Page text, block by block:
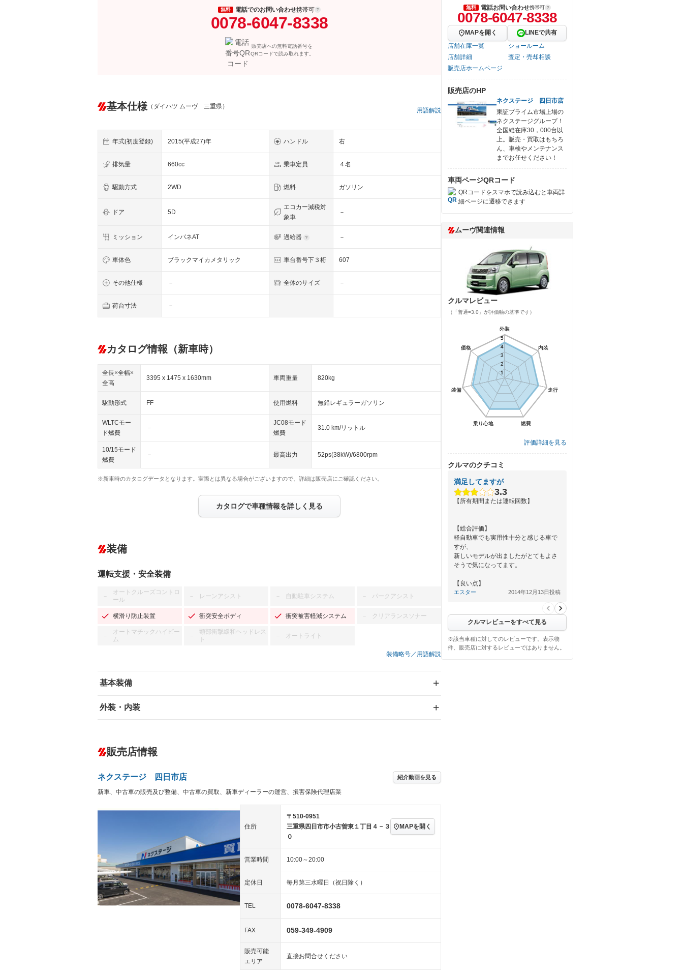
無料 電話でのお問い合わせ携帯可
0078-6047-8338
販売店への無料電話番号を
QRコードで読み取れます。
基本仕様 （ダイハツ ムーヴ 三重県）
用語解説
年式(初度登録) 2015(平成27)年 ハンドル 右
排気量 660cc 乗車定員 ４名
駆動方式 2WD 燃料 ガソリン
ドア 5D
エコカー減税対
象車
－
ミッション インパネAT 過給器 －
車体色 ブラックマイカメタリック 車台番号下３桁 607
その他仕様 － 全体のサイズ －
荷台寸法 －
カタログ情報（新車時）
全長×全幅×
全高
3395 x 1475 x 1630mm 車両重量 820kg
駆動形式 FF 使用燃料 無鉛レギュラーガソリン
WLTCモー
ド燃費
－
JC08モード
燃費
31.0 km/リットル
10/15モード
燃費
－ 最高出力 52ps(38kW)/6800rpm
※新車時のカタログデータとなります。実際とは異なる場合がございますので、詳細は販売店にご確認ください。
カタログで車種情報を詳しく見る
装備
運転支援・安全装備
－
オートクルーズコントロ
ール
－ レーンアシスト － 自動駐車システム － パークアシスト
横滑り防止装置 衝突安全ボディ 衝突被害軽減システム － クリアランスソナー
－
オートマチックハイビー
ム
－
頸部衝撃緩和ヘッドレス
ト
－ オートライト
装備略号／用語解説
基本装備
エアバッグ：運転席/助手席
－ ダウンヒルアシストコントロール
Bluetooth接続 センターデフロック
装備略号／用語解説
外装・内装
オーディオ：CDまたはCDチェンジャー
－
ヘッドライトウォッシャ
ー
キーレス
－ LEDヘッドランプ － HID(キセノンライト) － ポータブルナビ
ETC エアロ スマートキー
3列シート ベンチシート
フルフラットシート － チップアップシート
－ シートヒーター － ウォークスルー
－ フロントカメラ － シートエアコン 全周囲カメラ －
－ ルーフレール － エアサスペンション
販売店情報
ネクステージ 四日市店 紹介動画を見る
新車、中古車の販売及び整備、中古車の買取、新車ディーラーの運営、損害保険代理店業
住所
〒510-0951
三重県四日市市小古曽東１丁目４－３
０
MAPを開く
営業時間 10:00～20:00
定休日 毎月第三水曜日（祝日除く）
TEL 0078-6047-8338
FAX 059-349-4909
販売可能
エリア
直接お問合せください
無料 電話お問い合わせ携帯可
0078-6047-8338
MAPを開く
LINEで共有
店舗在庫一覧
ショールーム
店舗詳細
査定・売却相談
販売店ホームページ
販売店のHP
ネクステージ 四日市店
東証プライム市場上場の
ネクステージグループ！
全国総在庫30，000台以
上。販売・買取はもちろ
ん、車検やメンテナンス
までお任せください！
車両ページQRコード
QRコードをスマホで読み込むと車両詳
細ページに遷移できます
ムーヴ関連情報
クルマレビュー
（「普通=3.0」が評価軸の基準です）
外装
内装
走行
燃費
乗り心地
装備
価格
1
2
3
4
5
外装
内装
走行
燃費
乗り心地
装備
価格
1
2
3
4
5
評価詳細を見る
クルマのクチコミ
満足してますが
3.3
【所有期間または運転回数】
【総合評価】
軽自動車でも実用性十分と感じる車で
すが、
新しいモデルが出ましたがとてもよさ
そうで気になってます。
【良い点】
小さくてトランクの狭さはあるものの
エスター 2014年12月13日投稿
クルマレビューをすべて見る
※該当車種に対してのレビューです。表示物
件、販売店に対するレビューではありません。